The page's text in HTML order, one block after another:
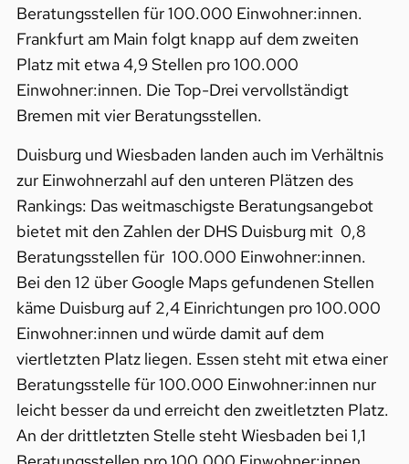
Beratungsstellen für 100.000 Einwohner:innen.
Frankfurt am Main folgt knapp auf dem zweiten
Platz mit etwa 4,9 Stellen pro 100.000
Einwohner:innen. Die Top-Drei vervollständigt
Bremen mit vier Beratungsstellen.
Duisburg und Wiesbaden landen auch im Verhältnis
zur Einwohnerzahl auf den unteren Plätzen des
Rankings: Das weitmaschigste Beratungsangebot
bietet mit den Zahlen der DHS Duisburg mit 0,8
Beratungsstellen für 100.000 Einwohner:innen.
Bei den 12 über Google Maps gefundenen Stellen
käme Duisburg auf 2,4 Einrichtungen pro 100.000
Einwohner:innen und würde damit auf dem
viertletzten Platz liegen. Essen steht mit etwa einer
Beratungsstelle für 100.000 Einwohner:innen nur
leicht besser da und erreicht den zweitletzten Platz.
An der drittletzten Stelle steht Wiesbaden bei 1,1